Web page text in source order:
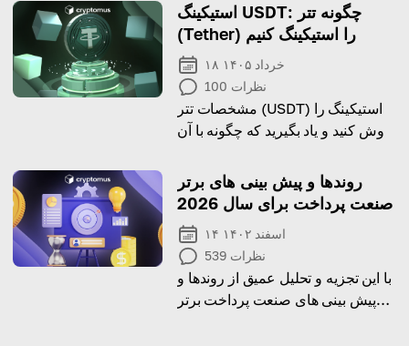
استیکینگ USDT: چگونه تتر
(Tether) را استیکینگ کنیم
۱۸ خرداد ۱۴۰۵
100 نظرات
مشخصات تتر (USDT) استیکینگ را
کاوش کنید و یاد بگیرید که چگونه با آن
روندها و پیش بینی های برتر
صنعت پرداخت برای سال 2026
۱۴ اسفند ۱۴۰۲
539 نظرات
با این تجزیه و تحلیل عمیق از روندها و
پیش بینی های صنعت پرداخت برتر